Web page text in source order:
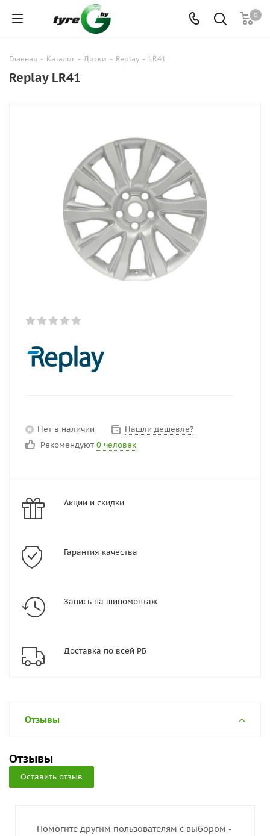
0
Главная - Каталог - Диски - Replay - LR41
Replay LR41
Нет в наличии
Нашли дешевле?
Рекомендуют 0 человек
Акции и скидки
Гарантия качества
Запись на шиномонтаж
Доставка по всей РБ
Отзывы
Отзывы
Оставить отзыв
Помогите другим пользователям с выбором -